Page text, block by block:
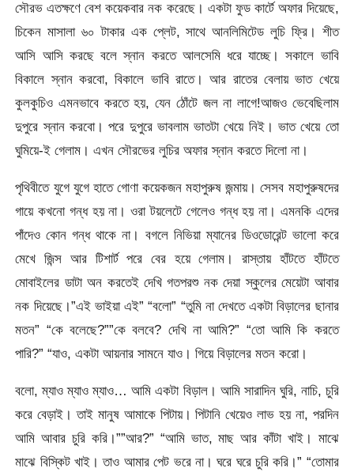
সৌরভ এতক্ষণে বেশ কয়েকবার নক করেছে। একটা ফুড কার্টে অফার দিয়েছে,
চিকেন মাসালা ৬০ টাকার এক প্লেট, সাথে আনলিমিটেড লুচি ফ্রি। শীত
আসি আসি করছে বলে স্নান করতে আলসেমি ধরে যাচ্ছে। সকালে ভাবি
বিকালে স্নান করবো, বিকালে ভাবি রাতে। আর রাতের বেলায় ভাত খেয়ে
কুলকুচিও এমনভাবে করতে হয়, যেন ঠোঁটে জল না লাগে!আজও ভেবেছিলাম
দুপুরে স্নান করবো। পরে দুপুরে ভাবলাম ভাতটা খেয়ে নিই। ভাত খেয়ে তো
ঘুমিয়ে-ই গেলাম। এখন সৌরভের লুচির অফার স্নান করতে দিলো না।
পৃথিবীতে যুগে যুগে হাতে গোণা কয়েকজন মহাপুরুষ জন্মায়। সেসব মহাপুরুষদের
গায়ে কখনো গন্ধ হয় না। ওরা টয়লেটে গেলেও গন্ধ হয় না। এমনকি এদের
পাঁদেও কোন গন্ধ থাকে না। বগলে নিভিয়া ম্যানের ডিওডোরেন্ট ভালো করে
মেখে জিন্স আর টিশার্ট পরে বের হয়ে গেলাম। রাস্তায় হাঁটতে হাঁটতে
মোবাইলের ডাটা অন করতেই দেখি গতপরশু নক দেয়া স্কুলের মেয়েটা আবার
নক দিয়েছে।”এই ভাইয়া এই” “বলো” “তুমি না দেখতে একটা বিড়ালের ছানার
মতন” “কে বলেছে?””কে বলবে? দেখি না আমি?” “তো আমি কি করতে
পারি?” “যাও, একটা আয়নার সামনে যাও। গিয়ে বিড়ালের মতন করো।
বলো, ম্যাও ম্যাও ম্যাও… আমি একটা বিড়াল। আমি সারাদিন ঘুরি, নাচি, চুরি
করে বেড়াই। তাই মানুষ আমাকে পিটায়। পিটানি খেয়েও লাভ হয় না, পরদিন
আমি আবার চুরি করি।””আর?” “আমি ভাত, মাছ আর কাঁটা খাই। মাঝে
মাঝে বিস্কিট খাই। তাও আমার পেট ভরে না। ঘরে ঘরে চুরি করি।” “তোমার